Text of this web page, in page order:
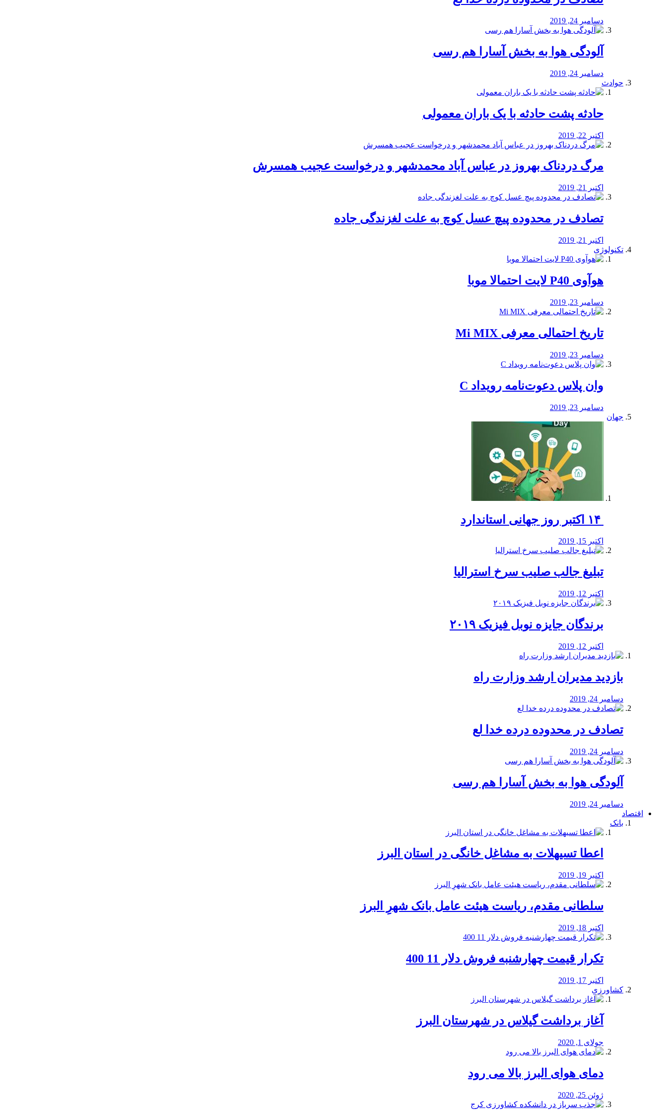
دسامبر 24, 2019
آلودگی هوا به بخش آسارا هم رسی
دسامبر 24, 2019
حوادث
️حادثه پشت حادثه با یک باران معمولی
اکتبر 22, 2019
مرگ دردناک بهروز در عباس آباد محمدشهر و درخواست عجیب همسرش
اکتبر 21, 2019
تصادف در محدوده پیچ عسل کوچ به علت لغزندگی جاده
اکتبر 21, 2019
تکنولوژی
هوآوی P40 لایت احتمالا موبا
دسامبر 23, 2019
تاریخ احتمالی معرفی Mi MIX
دسامبر 23, 2019
وان پلاس دعوت‌نامه رویداد C
دسامبر 23, 2019
جهان
اکتبر 15, 2019
تبلیغ جالب صلیب سرخ استرالیا
اکتبر 12, 2019
برندگان جایزه نوبل فیزیک ۲۰۱۹
اکتبر 12, 2019
بازدید مدیران ارشد وزارت راه
دسامبر 24, 2019
تصادف در محدوده درده خدا لع
دسامبر 24, 2019
آلودگی هوا به بخش آسارا هم رسی
دسامبر 24, 2019
اقتصاد
بانک
️اعطا تسیهلات به مشاغل خانگی در استان البرز
اکتبر 19, 2019
سلطانی مقدم، ریاست هیئت عامل بانک شهرِ البرز
اکتبر 18, 2019
تکرار قیمت چهارشنبه فروش دلار 11 400
اکتبر 17, 2019
کشاورزی
آغاز برداشت گیلاس در شهرستان البرز
جولای 1, 2020
دمای هوای البرز بالا می رود
ژوئن 25, 2020